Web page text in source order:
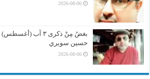
2026-08-06
حسين سويري
2026-08-06